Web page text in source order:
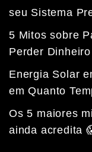
seu Sistema
5 Mitos sobre
Perder
Energia Solar
em Quanto
Os 5 maiores
ainda acredita
Fale com a
Tempo médio